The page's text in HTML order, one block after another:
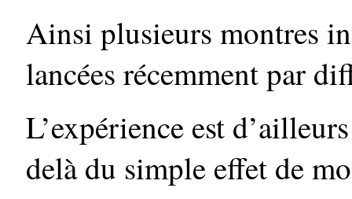
Ainsi plusieurs montres
lancées récemment par
L’expérience est
delà du simple effet de